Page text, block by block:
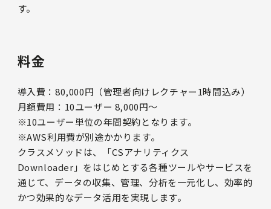
す。
料金
導入費：80,000円（管理者向けレクチャー1時間込み）
月額費用：10ユーザー 8,000円〜
※10ユーザー単位の年間契約となります。
※AWS利用費が別途かかります。
クラスメソッドは、「CSアナリティクス
Downloader」をはじめとする各種ツールやサービスを
通じて、データの収集、管理、分析を一元化し、効率的
かつ効果的なデータ活用を実現します。